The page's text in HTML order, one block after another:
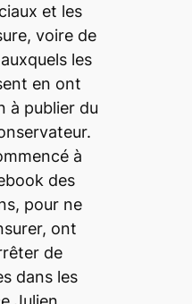
et les
voire de
les
en ont
à publier du
à
des
pour ne
ont
de
dans les